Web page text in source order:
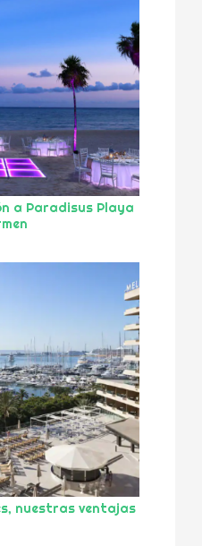
a Paradisus Playa
nuestras ventajas